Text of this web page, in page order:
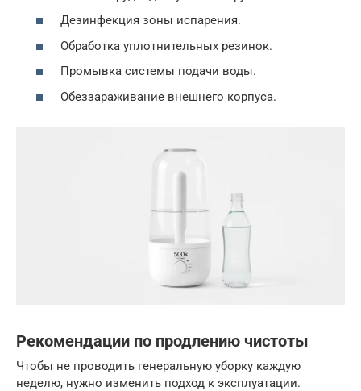
Дезинфекция зоны испарения.
Обработка уплотнительных резинок.
Промывка системы подачи воды.
Обеззараживание внешнего корпуса.
Рекомендации по продлению чистоты
Чтобы не проводить генеральную уборку каждую
неделю, нужно изменить подход к эксплуатации.